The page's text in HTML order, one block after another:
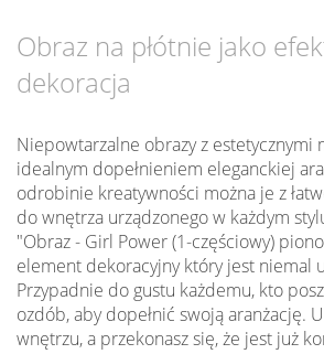
Obraz na płótnie jako
dekoracja
Niepowtarzalne obrazy z estetycznymi
idealnym dopełnieniem eleganckiej
odrobinie kreatywności można je z
do wnętrza urządzonego w każdym
"Obraz - Girl Power (1-częściowy)
element dekoracyjny który jest niemal
Przypadnie do gustu każdemu, kto
ozdób, aby dopełnić swoją aranżację.
wnętrzu, a przekonasz się, że jest już